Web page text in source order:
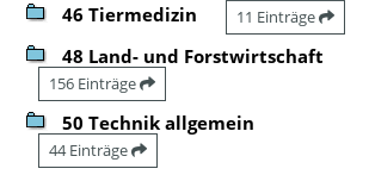
46 Tiermedizin 11 Einträge
48 Land- und Forstwirtschaft
156 Einträge
50 Technik allgemein
44 Einträge